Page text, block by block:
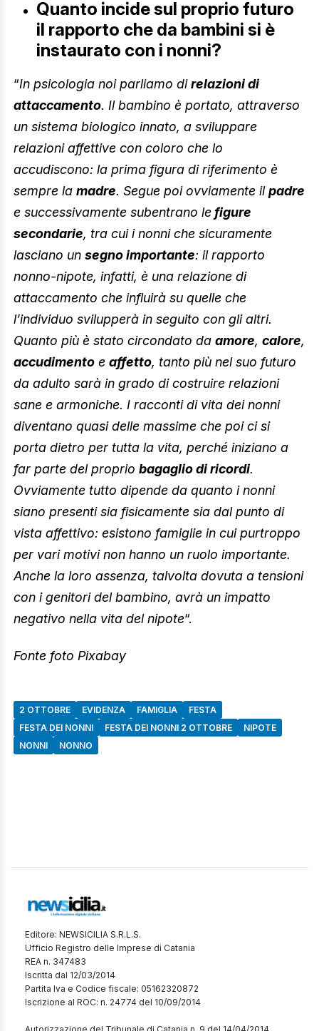
Quanto incide sul proprio futuro
il rapporto che da bambini si è
instaurato con i nonni?
“In psicologia noi parliamo direlazioni di
attaccamento. Il bambino è portato, attraverso
un sistema biologico innato, a sviluppare
relazioni affettive con coloro che lo
accudiscono: la prima figura di riferimento è
sempre la madre. Segue poi ovviamente ilpadre
e successivamente subentrano lefigure
secondarie, tra cui i nonni che sicuramente
lasciano un segno importante: il rapporto
nonno-nipote, infatti, è una relazione di
attaccamento che influirà su quelle che
l’individuo svilupperà in seguito con gli altri.
Quanto più è stato circondato da amore, calore,
accudimento e affetto, tanto più nel suo futuro
da adulto sarà in grado di costruire relazioni
sane e armoniche. I racconti di vita dei nonni
diventano quasi delle massime che poi ci si
porta dietro per tutta la vita, perché iniziano a
far parte del proprio bagaglio di ricordi.
Ovviamente tutto dipende da quanto i nonni
siano presenti sia fisicamente sia dal punto di
vista affettivo: esistono famiglie in cui purtroppo
per vari motivi non hanno un ruolo importante.
Anche la loro assenza, talvolta dovuta a tensioni
con i genitori del bambino, avrà un impatto
negativo nella vita del nipote“.
Fonte foto Pixabay
2 OTTOBRE EVIDENZA FAMIGLIA
FESTA
FESTA DEI NONNI
FESTA DEI NONNI 2 OTTOBRE
NIPOTE
NONNI
NONNO
Editore: NEWSICILIA S.R.L.S.
Ufficio Registro delle Imprese di Catania
REA n. 347483
Iscritta dal 12/03/2014
Partita Iva e Codice fiscale: 05162320872
Iscrizione al ROC: n. 24774 del 10/09/2014